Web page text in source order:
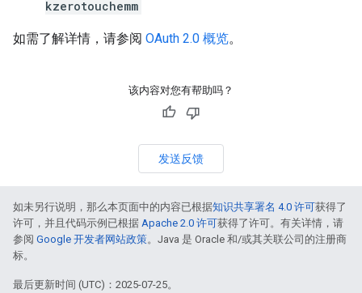
kzerotouchemm
如需了解详情，请参阅 OAuth 2.0 概览。
该内容对您有帮助吗？
发送反馈
如未另行说明，那么本页面中的内容已根据知识共享署名 4.0 许可获得了
许可，并且代码示例已根据 Apache 2.0 许可获得了许可。有关详情，请
参阅 Google 开发者网站政策。Java 是 Oracle 和/或其关联公司的注册商
标。
最后更新时间 (UTC)：2025-07-25。